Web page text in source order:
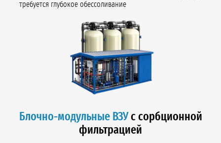
требуется глубокое обессоливание
Блочно-модульные ВЗУс сорбционной
фильтрацией